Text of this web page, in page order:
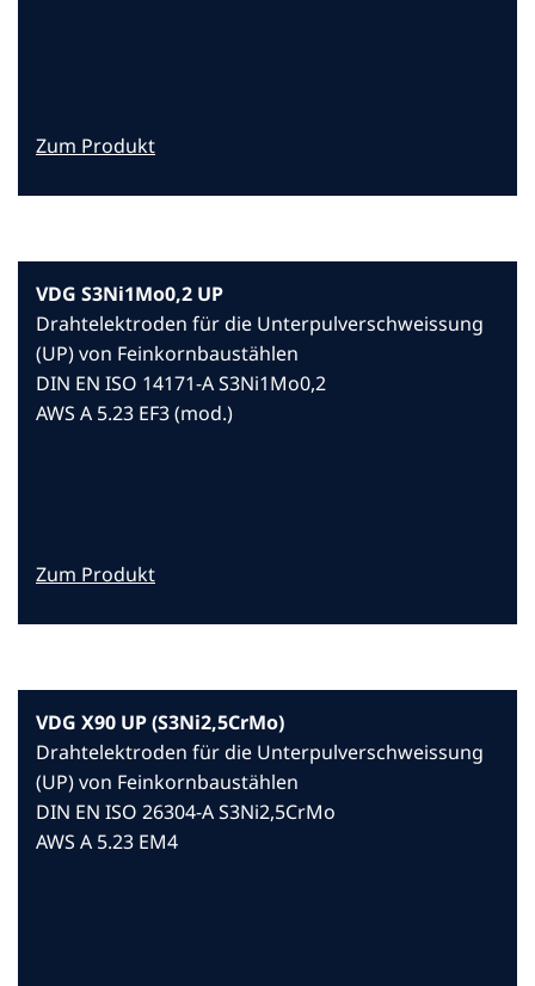
Zum Produkt
VDG S3Ni1Mo0,2 UP
Drahtelektroden für die Unterpulverschweissung
(UP) von Feinkornbaustählen
DIN EN ISO 14171-A S3Ni1Mo0,2
AWS A 5.23 EF3 (mod.)
Zum Produkt
VDG X90 UP (S3Ni2,5CrMo)
Drahtelektroden für die Unterpulverschweissung
(UP) von Feinkornbaustählen
DIN EN ISO 26304-A S3Ni2,5CrMo
AWS A 5.23 EM4